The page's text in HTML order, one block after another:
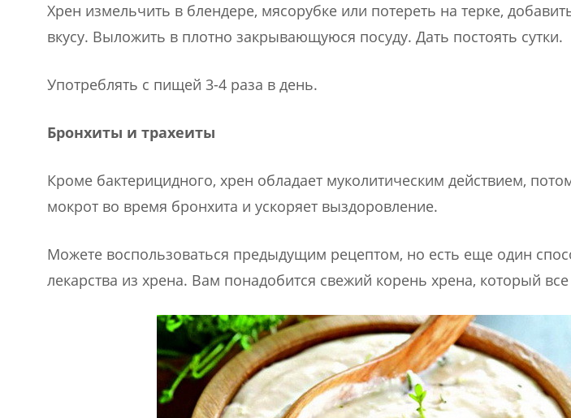
Хрен измельчить в блендере, мясорубке или потереть на терке,
вкусу. Выложить в плотно закрывающуюся посуду. Дать постоять сутки.
Употреблять с пищей 3-4 раза в день.
Бронхиты и трахеиты
Кроме бактерицидного, хрен обладает муколитическим действием,
мокрот во время бронхита и ускоряет выздоровление.
Можете воспользоваться предыдущим рецептом, но есть еще один
лекарства из хрена. Вам понадобится свежий корень хрена, который